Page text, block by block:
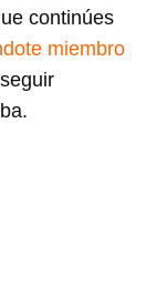
continúes
miembro